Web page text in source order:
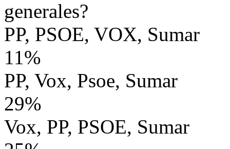
generales?
PP, PSOE, VOX, Sumar
11%
PP, Vox, Psoe, Sumar
29%
Vox, PP, PSOE, Sumar